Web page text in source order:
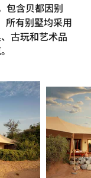
包含贝都因别
所有别墅均采用
古玩和艺术品